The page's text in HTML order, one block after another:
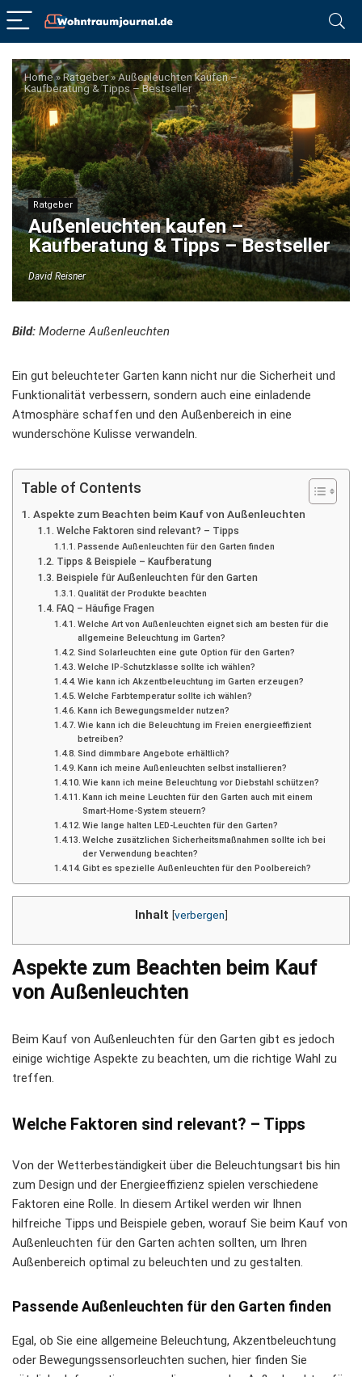
Home»Ratgeber»Außenleuchten kaufen –
Kaufberatung & Tipps – Bestseller
Ratgeber
Außenleuchten kaufen –
Kaufberatung & Tipps – Bestseller
David Reisner
Bild: Moderne Außenleuchten
Ein gut beleuchteter Garten kann nicht nur die Sicherheit und
Funktionalität verbessern, sondern auch eine einladende
Atmosphäre schaffen und den Außenbereich in eine
wunderschöne Kulisse verwandeln.
Table of Contents
Aspekte zum Beachten beim Kauf von Außenleuchten
Welche Faktoren sind relevant? – Tipps
Passende Außenleuchten für den Garten finden
Tipps & Beispiele – Kaufberatung
Beispiele für Außenleuchten für den Garten
Qualität der Produkte beachten
FAQ – Häufige Fragen
Welche Art von Außenleuchten eignet sich am besten für die
allgemeine Beleuchtung im Garten?
Sind Solarleuchten eine gute Option für den Garten?
Welche IP-Schutzklasse sollte ich wählen?
Wie kann ich Akzentbeleuchtung im Garten erzeugen?
Welche Farbtemperatur sollte ich wählen?
Kann ich Bewegungsmelder nutzen?
Wie kann ich die Beleuchtung im Freien energieeffizient
betreiben?
Sind dimmbare Angebote erhältlich?
Kann ich meine Außenleuchten selbst installieren?
Wie kann ich meine Beleuchtung vor Diebstahl schützen?
Kann ich meine Leuchten für den Garten auch mit einem
Smart-Home-System steuern?
Wie lange halten LED-Leuchten für den Garten?
Welche zusätzlichen Sicherheitsmaßnahmen sollte ich bei
der Verwendung beachten?
Gibt es spezielle Außenleuchten für den Poolbereich?
Inhalt [verbergen]
Aspekte zum Beachten beim Kauf
von Außenleuchten
Beim Kauf von Außenleuchten für den Garten gibt es jedoch
einige wichtige Aspekte zu beachten, um die richtige Wahl zu
treffen.
Welche Faktoren sind relevant? – Tipps
Von der Wetterbeständigkeit über die Beleuchtungsart bis hin
zum Design und der Energieeffizienz spielen verschiedene
Faktoren eine Rolle. In diesem Artikel werden wir Ihnen
hilfreiche Tipps und Beispiele geben, worauf Sie beim Kauf von
Außenleuchten für den Garten achten sollten, um Ihren
Außenbereich optimal zu beleuchten und zu gestalten.
Passende Außenleuchten für den Garten finden
Egal, ob Sie eine allgemeine Beleuchtung, Akzentbeleuchtung
oder Bewegungssensorleuchten suchen, hier finden Sie